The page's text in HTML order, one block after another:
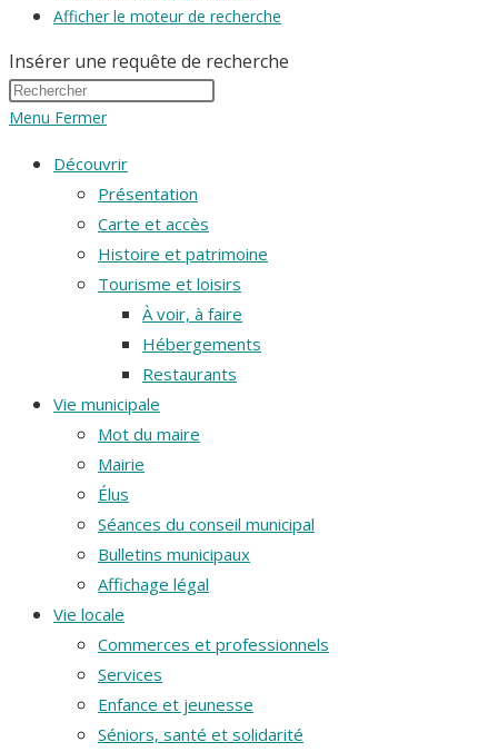
Afficher le moteur de recherche
Insérer une requête de recherche
Menu Fermer
Découvrir
Présentation
Carte et accès
Histoire et patrimoine
Tourisme et loisirs
À voir, à faire
Hébergements
Restaurants
Vie municipale
Mot du maire
Mairie
Élus
Séances du conseil municipal
Bulletins municipaux
Affichage légal
Vie locale
Commerces et professionnels
Services
Enfance et jeunesse
Séniors, santé et solidarité